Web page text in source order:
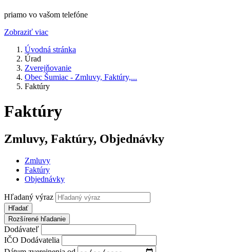
priamo vo vašom telefóne
Zobraziť viac
Úvodná stránka
Úrad
Zverejňovanie
Obec Šumiac - Zmluvy, Faktúry,...
Faktúry
Faktúry
Zmluvy, Faktúry, Objednávky
Zmluvy
Faktúry
Objednávky
Hľadaný výraz
Hľadať
Rozšírené hľadanie
Dodávateľ
IČO Dodávatelia